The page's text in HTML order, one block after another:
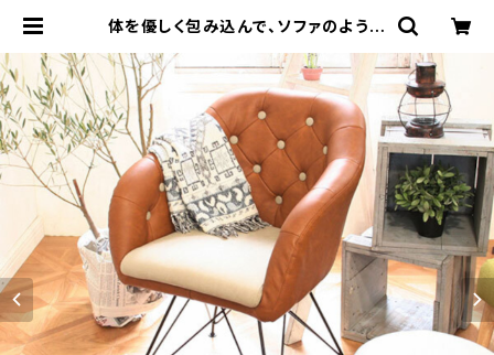
体を優しく包み込んで、ソファのように
ン色ソフトレザー生地 パソコンチェア
おしゃれ モダンデザイン デスクワー
ク 事務作業 書斎 ビジネス家具 SOH
O 仕事場インテリア | カグビズ